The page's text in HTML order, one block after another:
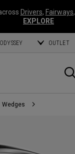
Drivers, Fairways,
EXPLORE
ODYSSEY OUTLET
Wedges